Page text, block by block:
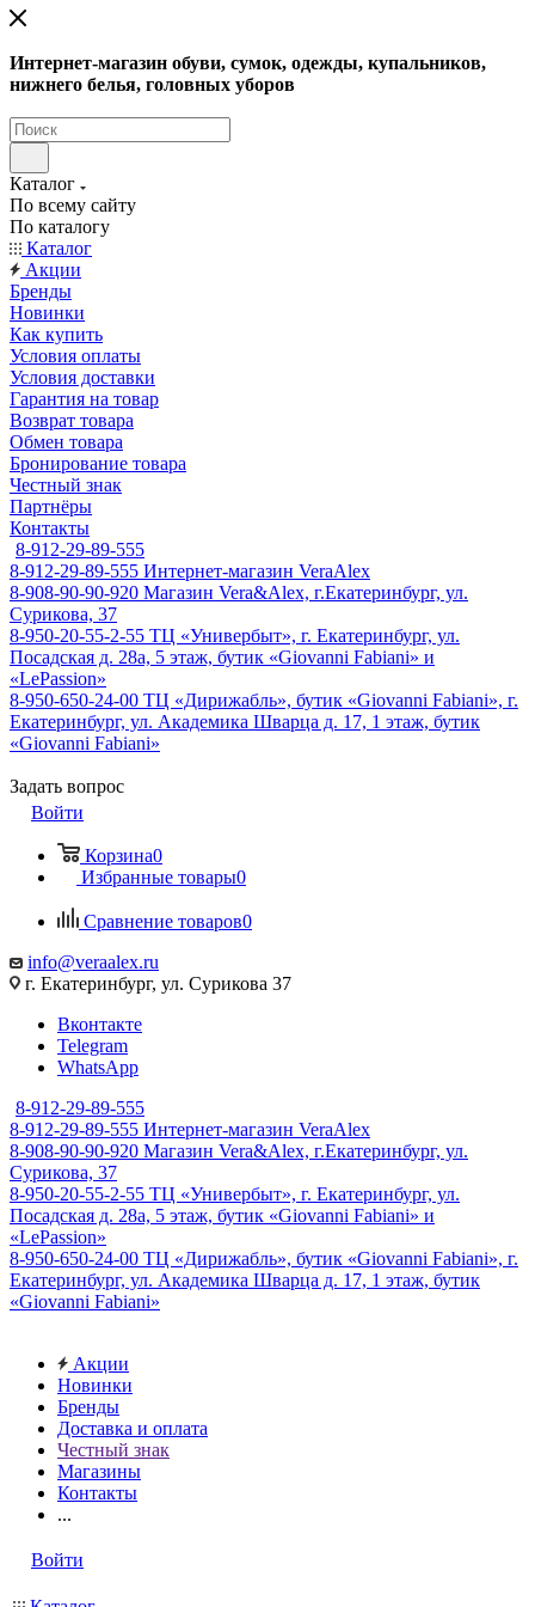
Интернет-магазин обуви, сумок, одежды, купальников,
нижнего белья, головных уборов
Каталог
По всему сайту
По каталогу
Каталог
Акции
Бренды
Новинки
Как купить
Условия оплаты
Условия доставки
Гарантия на товар
Возврат товара
Обмен товара
Бронирование товара
Честный знак
Партнёры
Контакты
8-912-29-89-555
8-912-29-89-555 Интернет-магазин VeraAlex
8-908-90-90-920 Магазин Vera&Alex, г.Екатеринбург, ул.
Сурикова, 37
8-950-20-55-2-55 ТЦ «Универбыт», г. Екатеринбург, ул.
Посадская д. 28а, 5 этаж, бутик «Giovanni Fabiani» и
«LePassion»
8-950-650-24-00 ТЦ «Дирижабль», бутик «Giovanni Fabiani», г.
Екатеринбург, ул. Академика Шварца д. 17, 1 этаж, бутик
«Giovanni Fabiani»
Задать вопрос
Войти
Корзина0
Избранные товары0
Сравнение товаров0
info@veraalex.ru
г. Екатеринбург, ул. Сурикова 37
Вконтакте
Telegram
WhatsApp
8-912-29-89-555
8-912-29-89-555 Интернет-магазин VeraAlex
8-908-90-90-920 Магазин Vera&Alex, г.Екатеринбург, ул.
Сурикова, 37
8-950-20-55-2-55 ТЦ «Универбыт», г. Екатеринбург, ул.
Посадская д. 28а, 5 этаж, бутик «Giovanni Fabiani» и
«LePassion»
8-950-650-24-00 ТЦ «Дирижабль», бутик «Giovanni Fabiani», г.
Екатеринбург, ул. Академика Шварца д. 17, 1 этаж, бутик
«Giovanni Fabiani»
Акции
Новинки
Бренды
Доставка и оплата
Честный знак
Магазины
Контакты
...
Войти